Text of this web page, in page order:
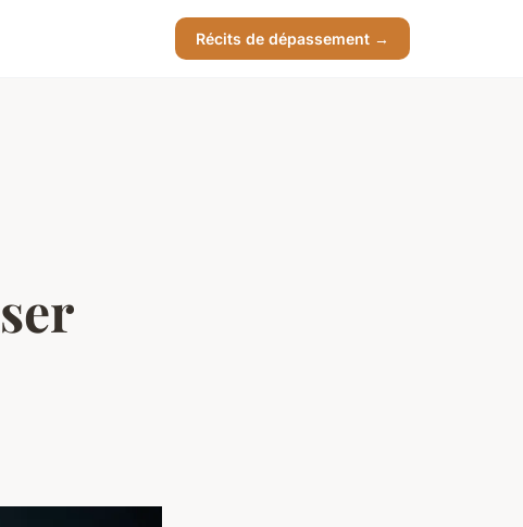
Récits de dépassement →